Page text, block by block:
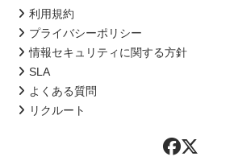
利用規約
プライバシーポリシー
情報セキュリティに関する方針
SLA
よくある質問
リクルート